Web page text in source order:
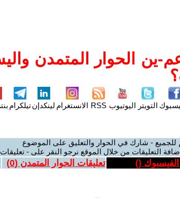
ين الحوار المتمدن
التويتر اليوتيوب RSS الانستغرام لينكدإنتيلكرام
للجميع - شارك في الحوار والتعليق على الموضوع
التعليقات من خلال الموقع نرجو النقر على -
الفيسبوك () تعليقات الحوار المتمدن (0
)